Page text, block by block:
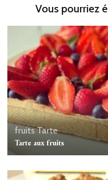
Vous pourriez
fruitsTarte
Tarte aux fruits